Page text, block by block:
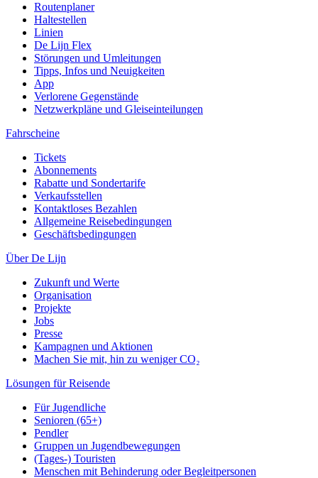
Routenplaner
Haltestellen
Linien
De Lijn Flex
Störungen und Umleitungen
Tipps, Infos und Neuigkeiten
App
Verlorene Gegenstände
Netzwerkpläne und Gleiseinteilungen
Fahrscheine
Tickets
Abonnements
Rabatte und Sondertarife
Verkaufsstellen
Kontaktloses Bezahlen
Allgemeine Reisebedingungen
Geschäftsbedingungen
Über De Lijn
Zukunft und Werte
Organisation
Projekte
Jobs
Presse
Kampagnen und Aktionen
Machen Sie mit, hin zu weniger CO₂
Lösungen für Reisende
Für Jugendliche
Senioren (65+)
Pendler
Gruppen un Jugendbewegungen
(Tages-) Touristen
Menschen mit Behinderung oder Begleitpersonen